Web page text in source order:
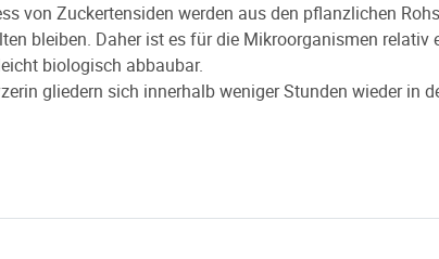
von Zuckertensiden werden aus den pflanzlichen
bleiben. Daher ist es für die Mikroorganismen
biologisch abbaubar.
gliedern sich innerhalb weniger Stunden wieder in